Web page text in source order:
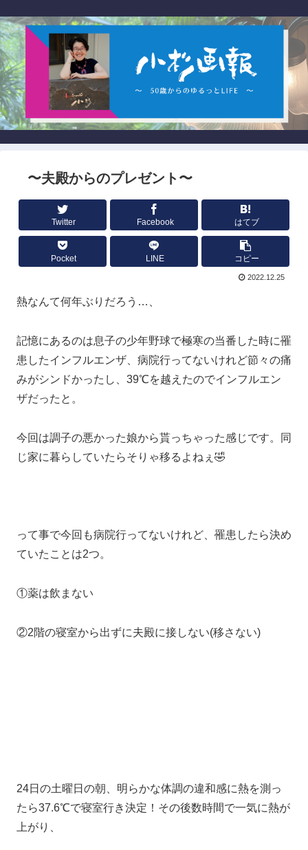
〜夫殿からのプレゼント〜
Twitter Facebook はてブ
Pocket LINE コピー
2022.12.25
熱なんて何年ぶりだろう…、
記憶にあるのは息子の少年野球で極寒の当番した時に罹
患したインフルエンザ、病院行ってないけれど節々の痛
みがシンドかったし、39℃を越えたのでインフルエン
ザだったと。
今回は調子の悪かった娘から貰っちゃった感じです。同
じ家に暮らしていたらそりゃ移るよねぇ🤣
って事で今回も病院行ってないけれど、罹患したら決め
ていたことは2つ。
①薬は飲まない
②2階の寝室から出ずに夫殿に接しない(移さない)
24日の土曜日の朝、明らかな体調の違和感に熱を測っ
たら37.6℃で寝室行き決定！その後数時間で一気に熱が
上がり、